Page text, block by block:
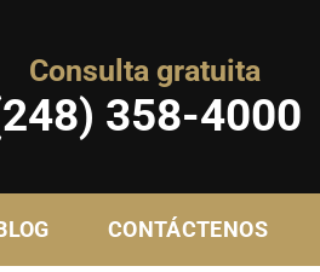
Consulta gratuita
358-4000
CONTÁCTENOS